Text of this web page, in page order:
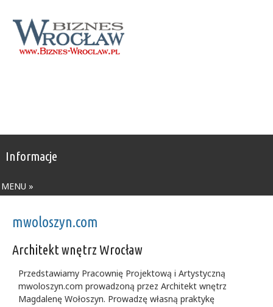
Informacje
MENU »
mwoloszyn.com
Architekt wnętrz Wrocław
Przedstawiamy Pracownię Projektową i Artystyczną
mwoloszyn.com prowadzoną przez Architekt wnętrz
Magdalenę Wołoszyn. Prowadzę własną praktykę